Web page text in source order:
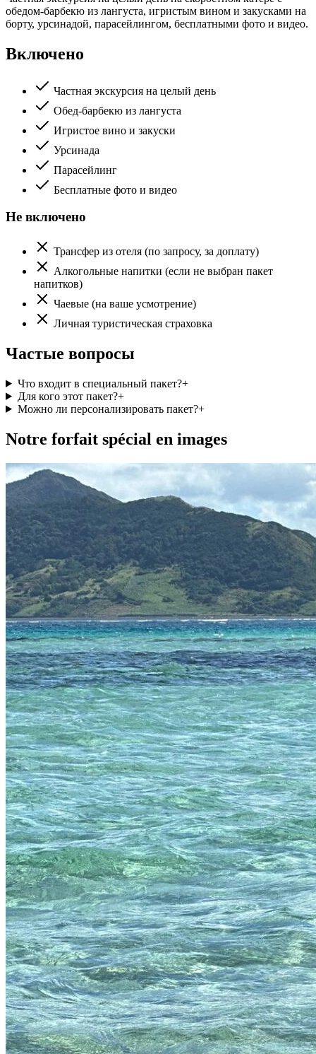
обедом-барбекю из лангуста, игристым вином и закусками на
борту, урсинадой, парасейлингом, бесплатными фото и видео.
Включено
Частная экскурсия на целый день
Обед-барбекю из лангуста
Игристое вино и закуски
Урсинада
Парасейлинг
Бесплатные фото и видео
Не включено
Трансфер из отеля (по запросу, за доплату)
Алкогольные напитки (если не выбран пакет
напитков)
Чаевые (на ваше усмотрение)
Личная туристическая страховка
Частые вопросы
Что входит в специальный пакет?+
Для кого этот пакет?+
Можно ли персонализировать пакет?+
Notre forfait spécial en images